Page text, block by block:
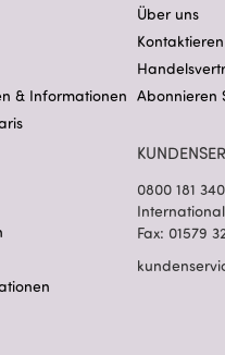
& Informationen
Über uns
Abonnieren
0800 181
Fax: 01579